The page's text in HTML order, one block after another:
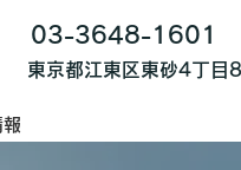
03-3648-1601
東京都江東区東砂4丁目